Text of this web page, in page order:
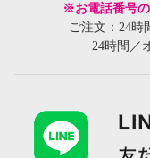
※お電話番号の
ご注文：24時
24時間／